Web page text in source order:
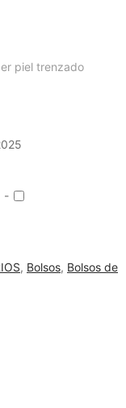
piel trenzado
-
, Bolsos, Bolsos de